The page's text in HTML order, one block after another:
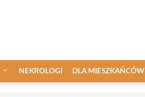
NEKROLOGI DLA MIESZKAŃCÓW